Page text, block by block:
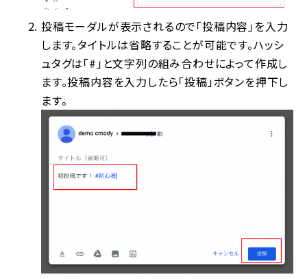
投稿モーダルが表示されるので「投稿内容」を入力
します。タイトルは省略することが可能です。ハッシ
ュタグは「#」と文字列の組み合わせによって作成し
ます。投稿内容を入力したら「投稿」ボタンを押下し
ます。